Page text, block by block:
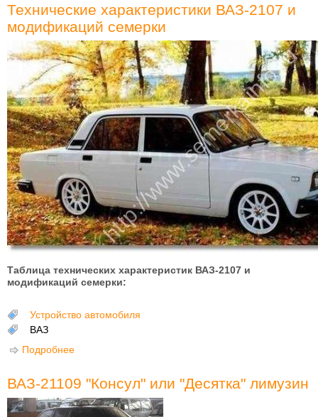
Технические характеристики ВАЗ-2107 и
модификаций семерки
Таблица технических характеристик ВАЗ-2107 и
модификаций семерки:
Устройство автомобиля
ВАЗ
Подробнее
ВАЗ-21109 "Консул" или "Десятка" лимузин